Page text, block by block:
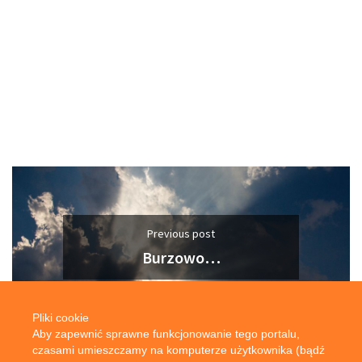
Previous post
Burzowo…
Pliki cookie
Aby zapewnić sprawne funkcjonowanie tego portalu,
czasami umieszczamy na komputerze użytkownika (bądź